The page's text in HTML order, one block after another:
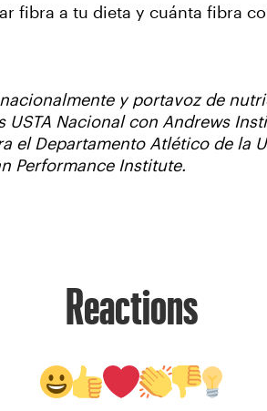
fibra a tu dieta y cuánta fibra
y portavoz de
Nacional con Andrews
el Departamento Atlético de la
Performance Institute.
Reactions